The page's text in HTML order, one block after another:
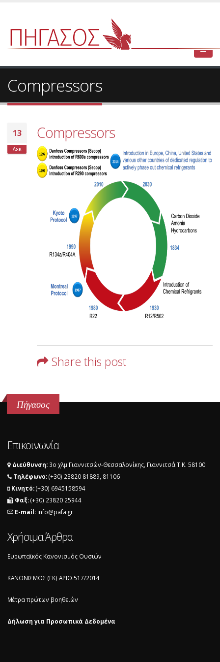
Compressors
13
Δεκ
Compressors
Share this post
Πήγασος
Επικοινωνία
Διεύθυνση: 3ο χλμ Γιαννιτσών-Θεσσαλονίκης, Γιαννιτσά T.K. 58100
Τηλέφωνο:(+30) 23820 81889, 81106
Κινητό:(+30) 6945158594
Φαξ:(+30) 23820 25944
E-mail: info@pafa.gr
Χρήσιμα Άρθρα
Ευρωπαϊκός Κανονισμός Ουσιών
ΚΑΝΟΝΙΣΜΟΣ (ΕΚ) ΑΡΙΘ.517/2014
Μέτρα πρώτων βοηθειών
Δήλωση για Προσωπικά Δεδομένα